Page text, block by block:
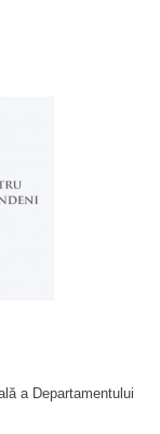
a Departamentului